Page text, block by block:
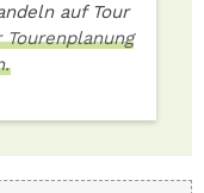
auf Tour